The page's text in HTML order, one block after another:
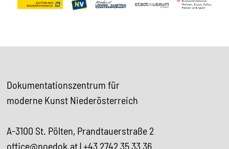
Dokumentationszentrum für
moderne Kunst Niederösterreich
A-3100 St. Pölten, Prandtauerstraße 2
office@noedok.at|+43 2742 35 33 36